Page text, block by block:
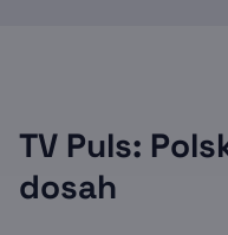
TV Puls:
dosah